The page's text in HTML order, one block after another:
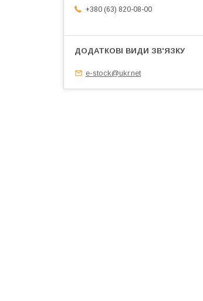
+380 (63) 820-08-00
e-stock@ukr.net